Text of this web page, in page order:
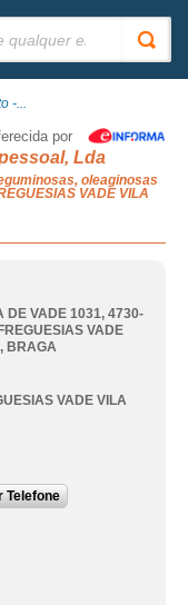
-...
por
Lda
oleaginosas
VADE VILA
DE VADE 1031, 4730-
VADE
, BRAGA
VADE VILA
Telefone